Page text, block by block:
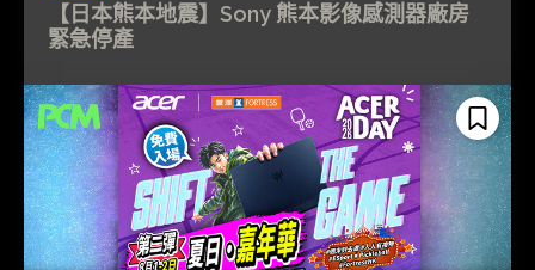
【日本熊本地震】Sony 熊本影像感測器廠房
緊急停產